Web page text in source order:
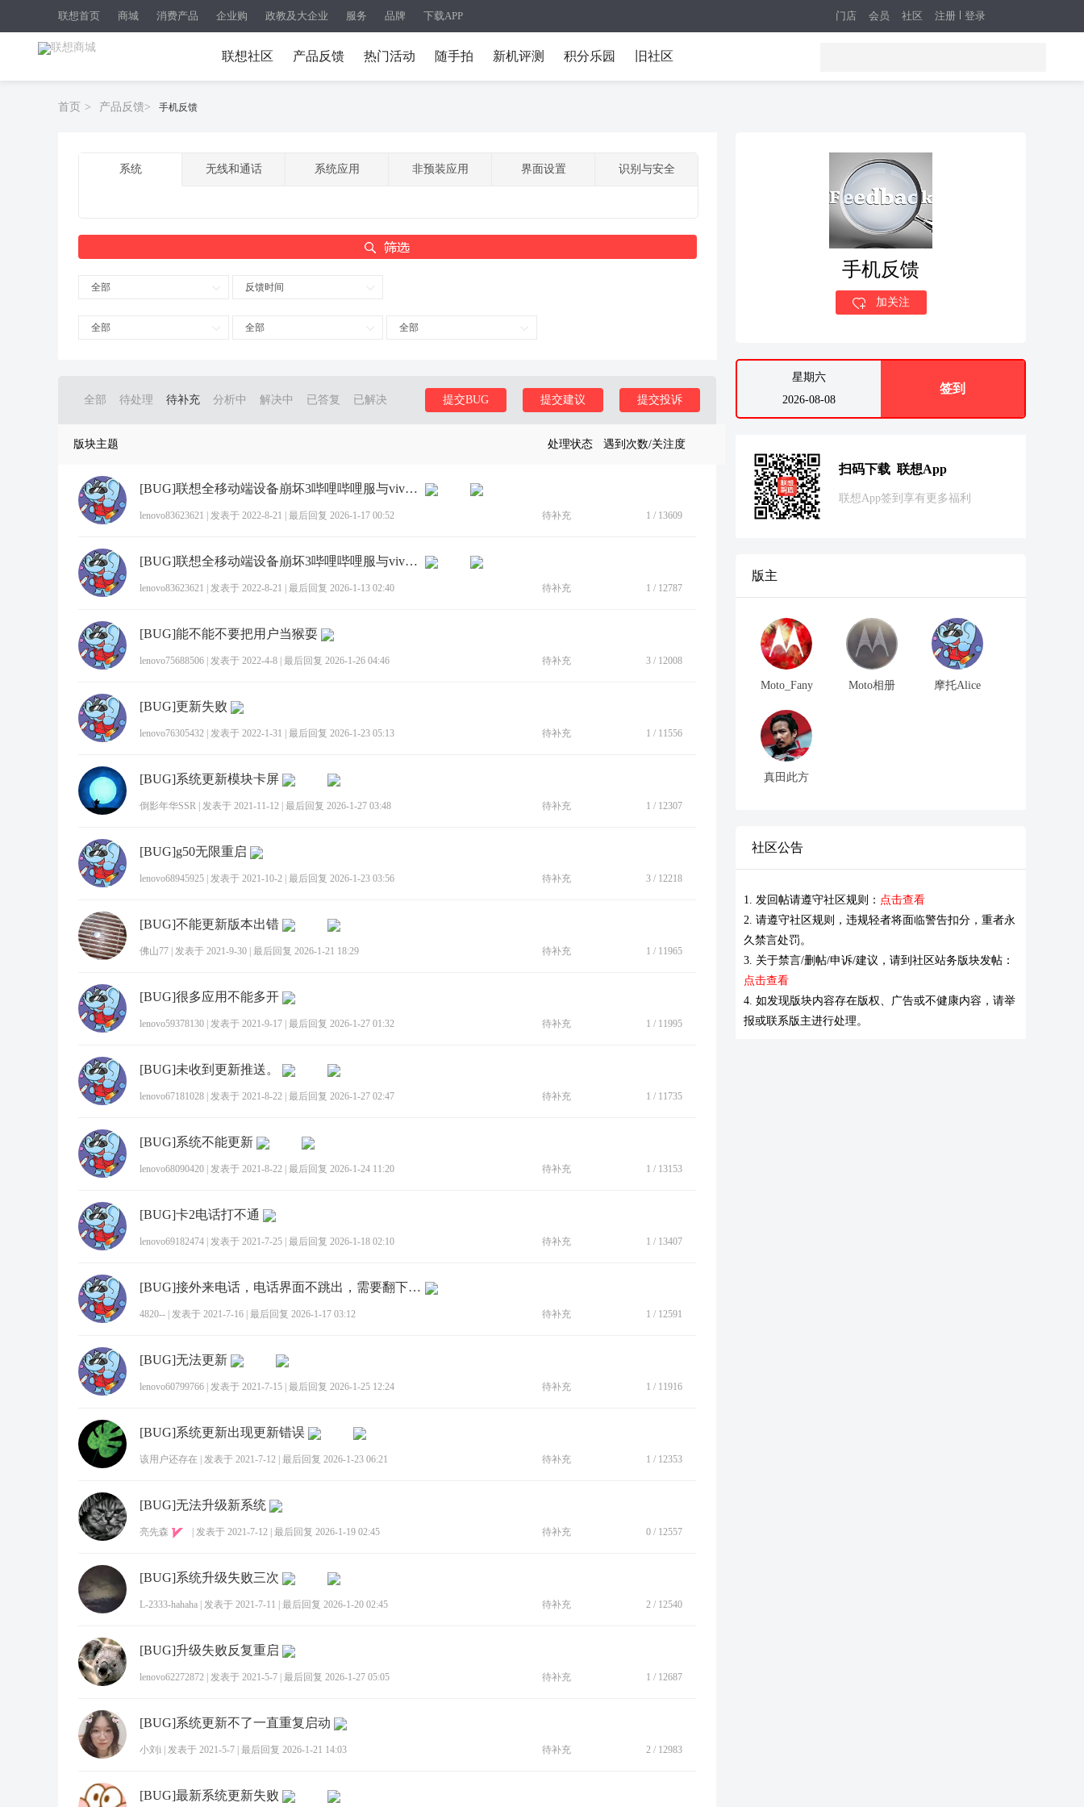
联想首页 商城 消费产品 企业购 政教及大企业 服务 品牌 下载APP 注册 登录
门店 会员 社区
联想社区 产品反馈 热门活动 随手拍 新机评测 积分乐园 旧社区
首页 > 产品反馈> 手机反馈
系统 无线和通话 系统应用 非预装应用 界面设置 识别与安全
全部 反馈时间
全部 全部 全部
全部 待处理 待补充 分析中 解决中 已答复 已解决 提交投诉
提交建议
提交BUG
版块主题 处理状态 遇到次数/关注度
[BUG]联想全移动端设备崩坏3哔哩哔哩服与vivo服闪退
lenovo83623621 发表于 2022-8-21 最后回复 2026-1-17 00:52 待补充 1 / 13609
[BUG]联想全移动端设备崩坏3哔哩哔哩服与vivo服闪退
lenovo83623621 发表于 2022-8-21 最后回复 2026-1-13 02:40 待补充 1 / 12787
[BUG]能不能不要把用户当猴耍
lenovo75688506 发表于 2022-4-8 最后回复 2026-1-26 04:46 待补充 3 / 12008
[BUG]更新失败
lenovo76305432 发表于 2022-1-31 最后回复 2026-1-23 05:13 待补充 1 / 11556
[BUG]系统更新模块卡屏
倒影年华SSR 发表于 2021-11-12 最后回复 2026-1-27 03:48 待补充 1 / 12307
[BUG]g50无限重启
lenovo68945925 发表于 2021-10-2 最后回复 2026-1-23 03:56 待补充 3 / 12218
[BUG]不能更新版本出错
佛山77 发表于 2021-9-30 最后回复 2026-1-21 18:29 待补充 1 / 11965
[BUG]很多应用不能多开
lenovo59378130 发表于 2021-9-17 最后回复 2026-1-27 01:32 待补充 1 / 11995
[BUG]未收到更新推送。
lenovo67181028 发表于 2021-8-22 最后回复 2026-1-27 02:47 待补充 1 / 11735
[BUG]系统不能更新
lenovo68090420 发表于 2021-8-22 最后回复 2026-1-24 11:20 待补充 1 / 13153
[BUG]卡2电话打不通
lenovo69182474 发表于 2021-7-25 最后回复 2026-1-18 02:10 待补充 1 / 13407
[BUG]接外来电话，电话界面不跳出，需要翻下拉菜单
4820-- 发表于 2021-7-16 最后回复 2026-1-17 03:12 待补充 1 / 12591
[BUG]无法更新
lenovo60799766 发表于 2021-7-15 最后回复 2026-1-25 12:24 待补充 1 / 11916
[BUG]系统更新出现更新错误
该用户还存在 发表于 2021-7-12 最后回复 2026-1-23 06:21 待补充 1 / 12353
[BUG]无法升级新系统
亮先森 发表于 2021-7-12 最后回复 2026-1-19 02:45 待补充 0 / 12557
[BUG]系统升级失败三次
L-2333-hahaha 发表于 2021-7-11 最后回复 2026-1-20 02:45 待补充 2 / 12540
[BUG]升级失败反复重启
lenovo62272872 发表于 2021-5-7 最后回复 2026-1-27 05:05 待补充 1 / 12687
[BUG]系统更新不了一直重复启动
小刘i 发表于 2021-5-7 最后回复 2026-1-21 14:03 待补充 2 / 12983
[BUG]最新系统更新失败
手机反馈
加关注
星期六
2026-08-08
签到
扫码下载 联想App
联想App签到享有更多福利
版主
Moto_Fany Moto相册 摩托Alice
真田此方
社区公告
1. 发回帖请遵守社区规则： 点击查看
2. 请遵守社区规则，违规轻者将面临警告扣分，重者永
久禁言处罚。
3. 关于禁言/删帖/申诉/建议，请到社区站务版块发帖：
点击查看
4. 如发现版块内容存在版权、广告或不健康内容，请举
报或联系版主进行处理。